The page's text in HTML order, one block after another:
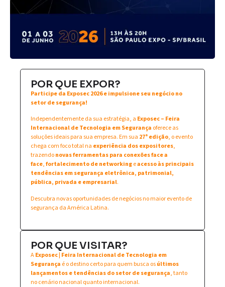
POR QUE EXPOR?
Participe da Exposec 2026 e impulsione seu negócio no
setor de segurança!
Independentemente da sua estratégia, a Exposec – Feira
Internacional de Tecnologia em Segurança oferece as
soluções ideais para sua empresa. Em sua 27ª edição, o evento
chega com foco total na experiência dos expositores,
trazendonovas ferramentas para conexões face a
face,fortalecimento de networkingeacesso às principais
tendências em segurança eletrônica, patrimonial,
pública, privada e empresarial.
Descubra novas oportunidades de negócios no maior evento de
segurança da América Latina.
POR QUE VISITAR?
AExposec | Feira Internacional de Tecnologia em
Segurança é o destino certo para quem busca osúltimos
lançamentos e tendências do setor de segurança, tanto
no cenário nacional quanto internacional.